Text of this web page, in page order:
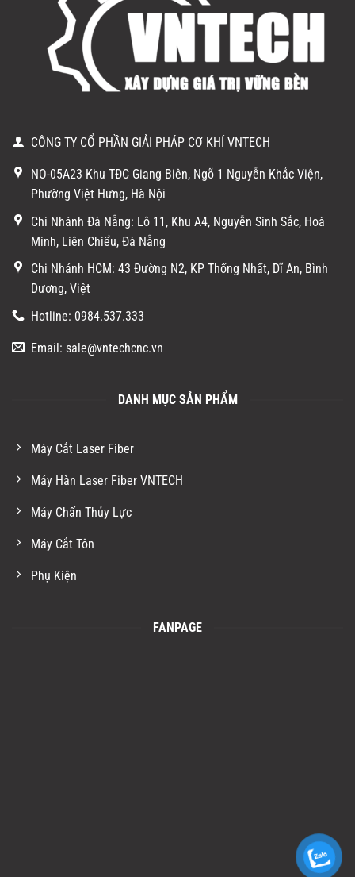
CÔNG TY CỔ PHẦN GIẢI PHÁP CƠ KHÍ VNTECH
NO-05A23 Khu TĐC Giang Biên, Ngõ 1 Nguyễn Khắc Viện,
Phường Việt Hưng, Hà Nội
Chi Nhánh Đà Nẵng: Lô 11, Khu A4, Nguyễn Sinh Sắc, Hoà
Minh, Liên Chiểu, Đà Nẵng
Chi Nhánh HCM: 43 Đường N2, KP Thống Nhất, Dĩ An, Bình
Dương, Việt
Hotline: 0984.537.333
Email: sale@vntechcnc.vn
DANH MỤC SẢN PHẨM
Máy Cắt Laser Fiber
Máy Hàn Laser Fiber VNTECH
Máy Chấn Thủy Lực
Máy Cắt Tôn
Phụ Kiện
FANPAGE